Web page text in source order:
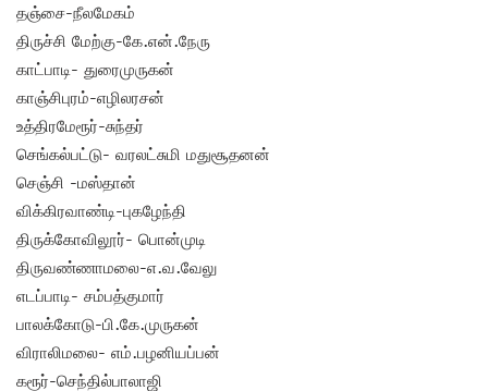
தஞ்சை-நீலமேகம்
திருச்சி மேற்கு-கே.என்.நேரு
காட்பாடி- துரைமுருகன்
காஞ்சிபுரம்-எழிலரசன்
உத்திரமேரூர்-சுந்தர்
செங்கல்பட்டு- வரலட்சுமி மதுசூதனன்
செஞ்சி -மஸ்தான்
விக்கிரவாண்டி-புகழேந்தி
திருக்கோவிலூர்- பொன்முடி
திருவண்ணாமலை-எ.வ.வேலு
எடப்பாடி- சம்பத்குமார்
பாலக்கோடு-பி.கே.முருகன்
விராலிமலை- எம்.பழனியப்பன்
கரூர்-செந்தில்பாலாஜி